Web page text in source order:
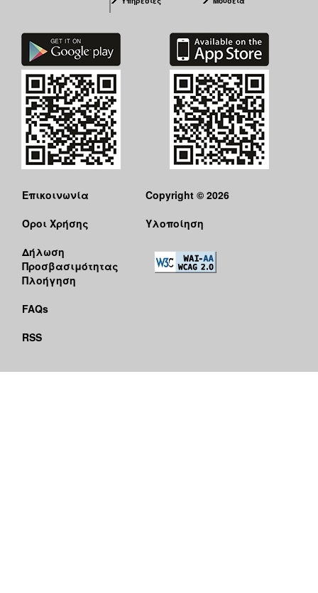
Επικοινωνία
Όροι Χρήσης
Δήλωση
Προσβασιμότητας
Πλοήγηση
FAQs
RSS
Copyright © 2026
Υλοποίηση